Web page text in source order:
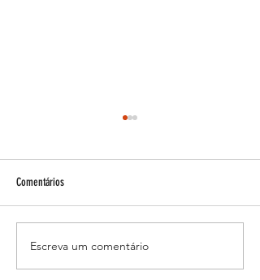
Comentários
Escreva um comentário